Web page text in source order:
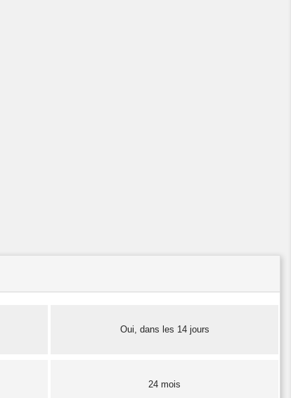
Oui, dans les 14 jours
24 mois